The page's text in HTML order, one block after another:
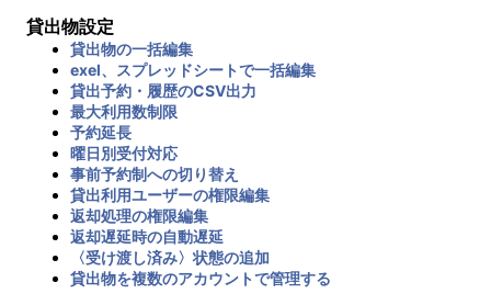
貸出物設定
貸出物の一括編集
exel、スプレッドシートで一括編集
貸出予約・履歴のCSV出力
最大利用数制限
予約延長
曜日別受付対応
事前予約制への切り替え
貸出利用ユーザーの権限編集
返却処理の権限編集
返却遅延時の自動遅延
〈受け渡し済み〉状態の追加
貸出物を複数のアカウントで管理する